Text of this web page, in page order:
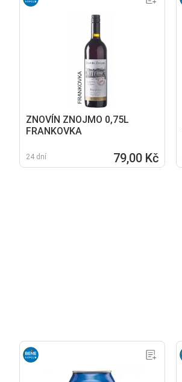
ZNOVÍN ZNOJMO 0,75L
FRANKOVKA
24 dní 79,00 Kč